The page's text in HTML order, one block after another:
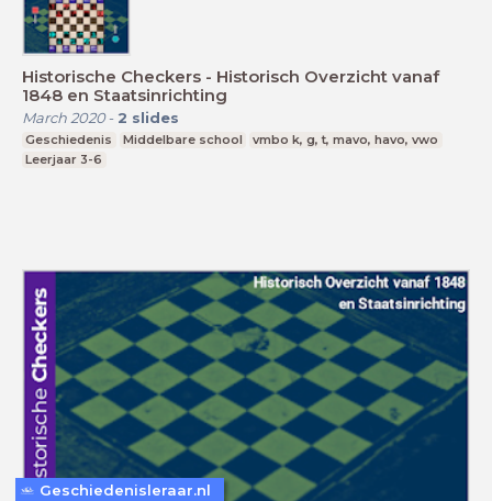
Historische Checkers - Historisch Overzicht vanaf
1848 en Staatsinrichting
March 2020- 2 slides
Geschiedenis Middelbare school
vmbo k, g, t, mavo, havo, vwo
Leerjaar 3-6
Geschiedenisleraar.nl